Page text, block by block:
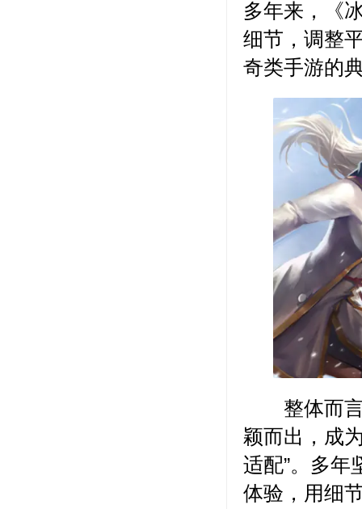
多年来，《
细节，调整
奇类手游的
整体而言
颖而出，成
适配”。多年
体验，用细